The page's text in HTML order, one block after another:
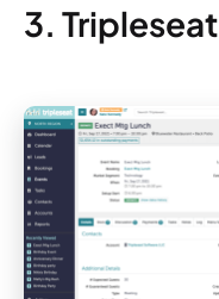
3. Tripleseat